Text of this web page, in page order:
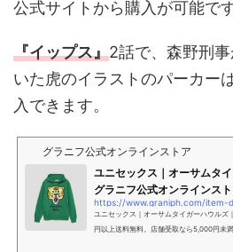
公式サイトから購入が可能です
『イップス』2話で、森野刑
いた虎のイラストのパーカー
入できます。
グラニフ公式オンラインストア
ユニセックス｜オーサムタ
グラニフ公式オンラインス
https://www.graniph.com/item-
ユニセックス｜オーサムタイガーハウル
円以上送料無料。店舗受取なら5,000円未満